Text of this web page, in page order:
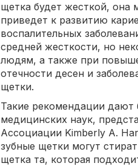
щетка будет жесткой, она
приведет к развитию
воспалительных
средней жесткости, но
людям, а также при
отечности десен и
щетки.
Такие рекомендации дают
медицинских наук,
Ассоциации Kimberly A.
зубные щетки могут
щетка та, которая